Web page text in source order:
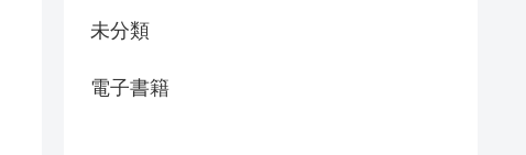
未分類
電子書籍